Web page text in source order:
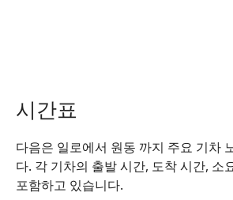
시간표
다음은 일로에서 원동 까지 주요 기차
다. 각 기차의 출발 시간, 도착 시간, 소
포함하고 있습니다.